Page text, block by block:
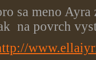
sa meno Ayra
na povrch